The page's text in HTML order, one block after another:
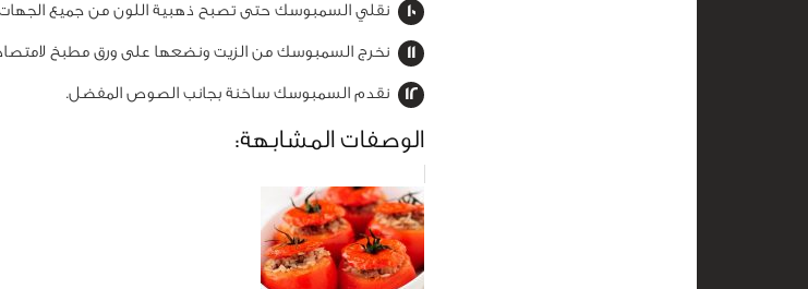
نقلي السمبوسك حتى تصبح ذهبية اللون من جميع
نخرج السمبوسك من الزيت ونضعها على ورق مطبخ لامتصاص
نقدم السمبوسك ساخنة بجانب الصوص المفضل.
الوصفات المشابهة: